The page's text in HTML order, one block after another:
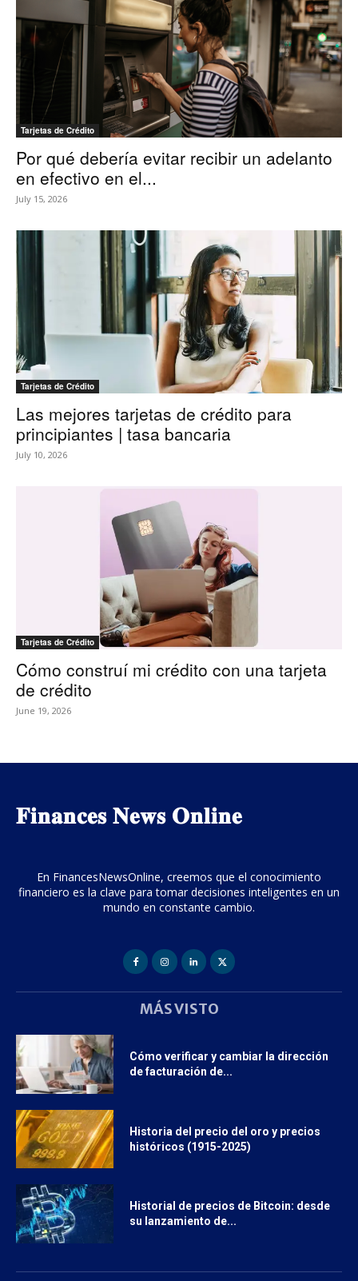
Tarjetas de Crédito
Por qué debería evitar recibir un adelanto
en efectivo en el...
July 15, 2026
Tarjetas de Crédito
Las mejores tarjetas de crédito para
principiantes | tasa bancaria
July 10, 2026
Tarjetas de Crédito
Cómo construí mi crédito con una tarjeta
de crédito
June 19, 2026
𝐅𝐢𝐧𝐚𝐧𝐜𝐞𝐬 𝐍𝐞𝐰𝐬 𝐎𝐧𝐥𝐢𝐧𝐞
En FinancesNewsOnline, creemos que el conocimiento
financiero es la clave para tomar decisiones inteligentes en un
mundo en constante cambio.
MÁS VISTO
Cómo verificar y cambiar la dirección
de facturación de...
Historia del precio del oro y precios
históricos (1915-2025)
Historial de precios de Bitcoin: desde
su lanzamiento de...